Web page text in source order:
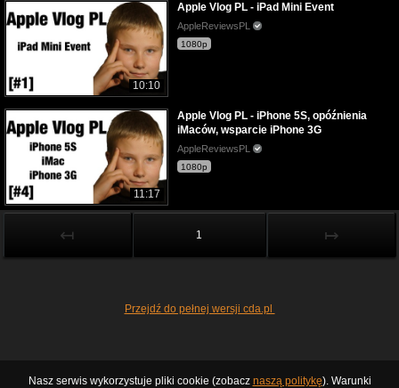
10:10
Apple Vlog PL - iPad Mini Event
AppleReviewsPL
1080p
11:17
Apple Vlog PL - iPhone 5S, opóźnienia
iMaców, wsparcie iPhone 3G
AppleReviewsPL
1080p
↤ 1 ↦
Przejdź do pełnej wersji cda.pl
Nasz serwis wykorzystuje pliki cookie (zobacz naszą politykę). Warunki